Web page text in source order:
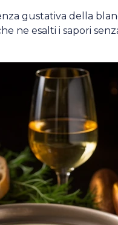
gustativa della
ne esalti i sapori